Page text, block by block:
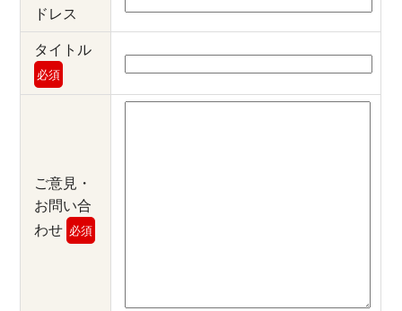
ドレス
タイトル
必須
ご意見・
お問い合
わせ 必須